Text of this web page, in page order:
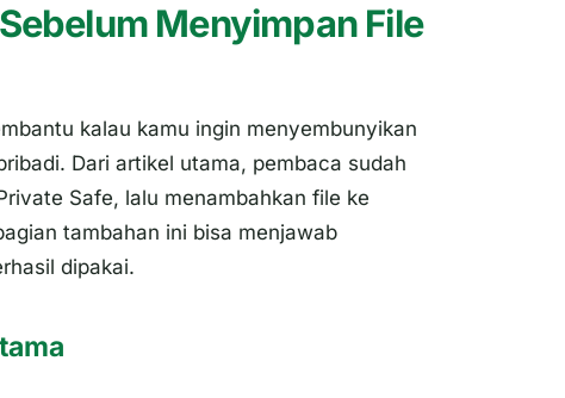
Menyimpan File
kalau kamu ingin menyembunyikan
Dari artikel utama, pembaca sudah
Safe, lalu menambahkan file ke
tambahan ini bisa menjawab
dipakai.